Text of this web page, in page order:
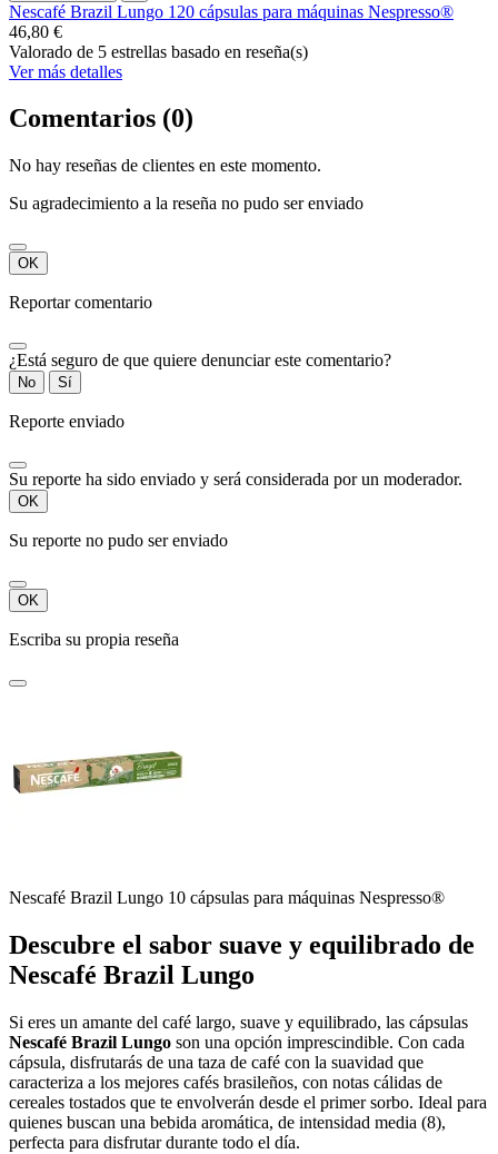
Nescafé Brazil Lungo 120 cápsulas para máquinas Nespresso®
46,80 €
Valorado de 5 estrellas basado en reseña(s)
Ver más detalles
Comentarios (0)
No hay reseñas de clientes en este momento.
Su agradecimiento a la reseña no pudo ser enviado
OK
Reportar comentario
¿Está seguro de que quiere denunciar este comentario?
No Sí
Reporte enviado
Su reporte ha sido enviado y será considerada por un moderador.
OK
Su reporte no pudo ser enviado
OK
Escriba su propia reseña
Nescafé Brazil Lungo 10 cápsulas para máquinas Nespresso®
Descubre el sabor suave y equilibrado de
Nescafé Brazil Lungo
Si eres un amante del café largo, suave y equilibrado, las cápsulas
Nescafé Brazil Lungo son una opción imprescindible. Con cada
cápsula, disfrutarás de una taza de café con la suavidad que
caracteriza a los mejores cafés brasileños, con notas cálidas de
cereales tostados que te envolverán desde el primer sorbo. Ideal para
quienes buscan una bebida aromática, de intensidad media (8),
perfecta para disfrutar durante todo el día.